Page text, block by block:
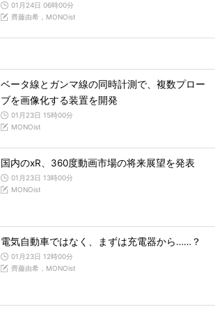
01月24日 06時00分
齊藤由希，MONOist
ベータ線とガンマ線の同時計測で、複数プロー
ブを画像化する装置を開発
01月23日 15時00分
MONOist
国内のxR、360度動画市場の将来展望を発表
01月23日 13時00分
MONOist
電気自動車ではなく、まずは充電器から……？
01月23日 12時00分
齊藤由希，MONOist